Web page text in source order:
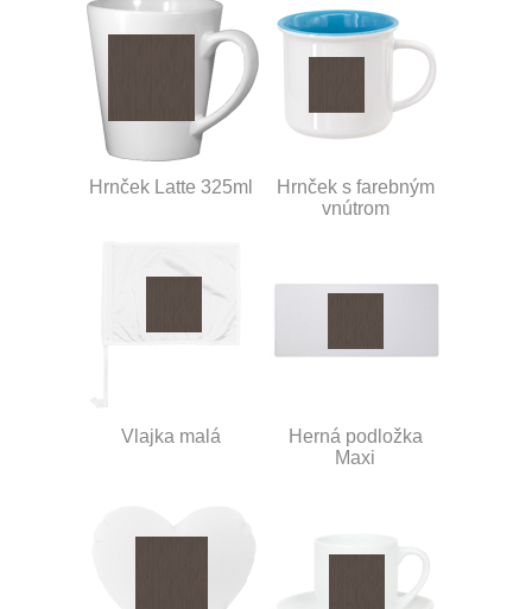
Hrnček Latte 325ml
Hrnček s farebným
vnútrom
Vlajka malá
Herná podložka
Maxi